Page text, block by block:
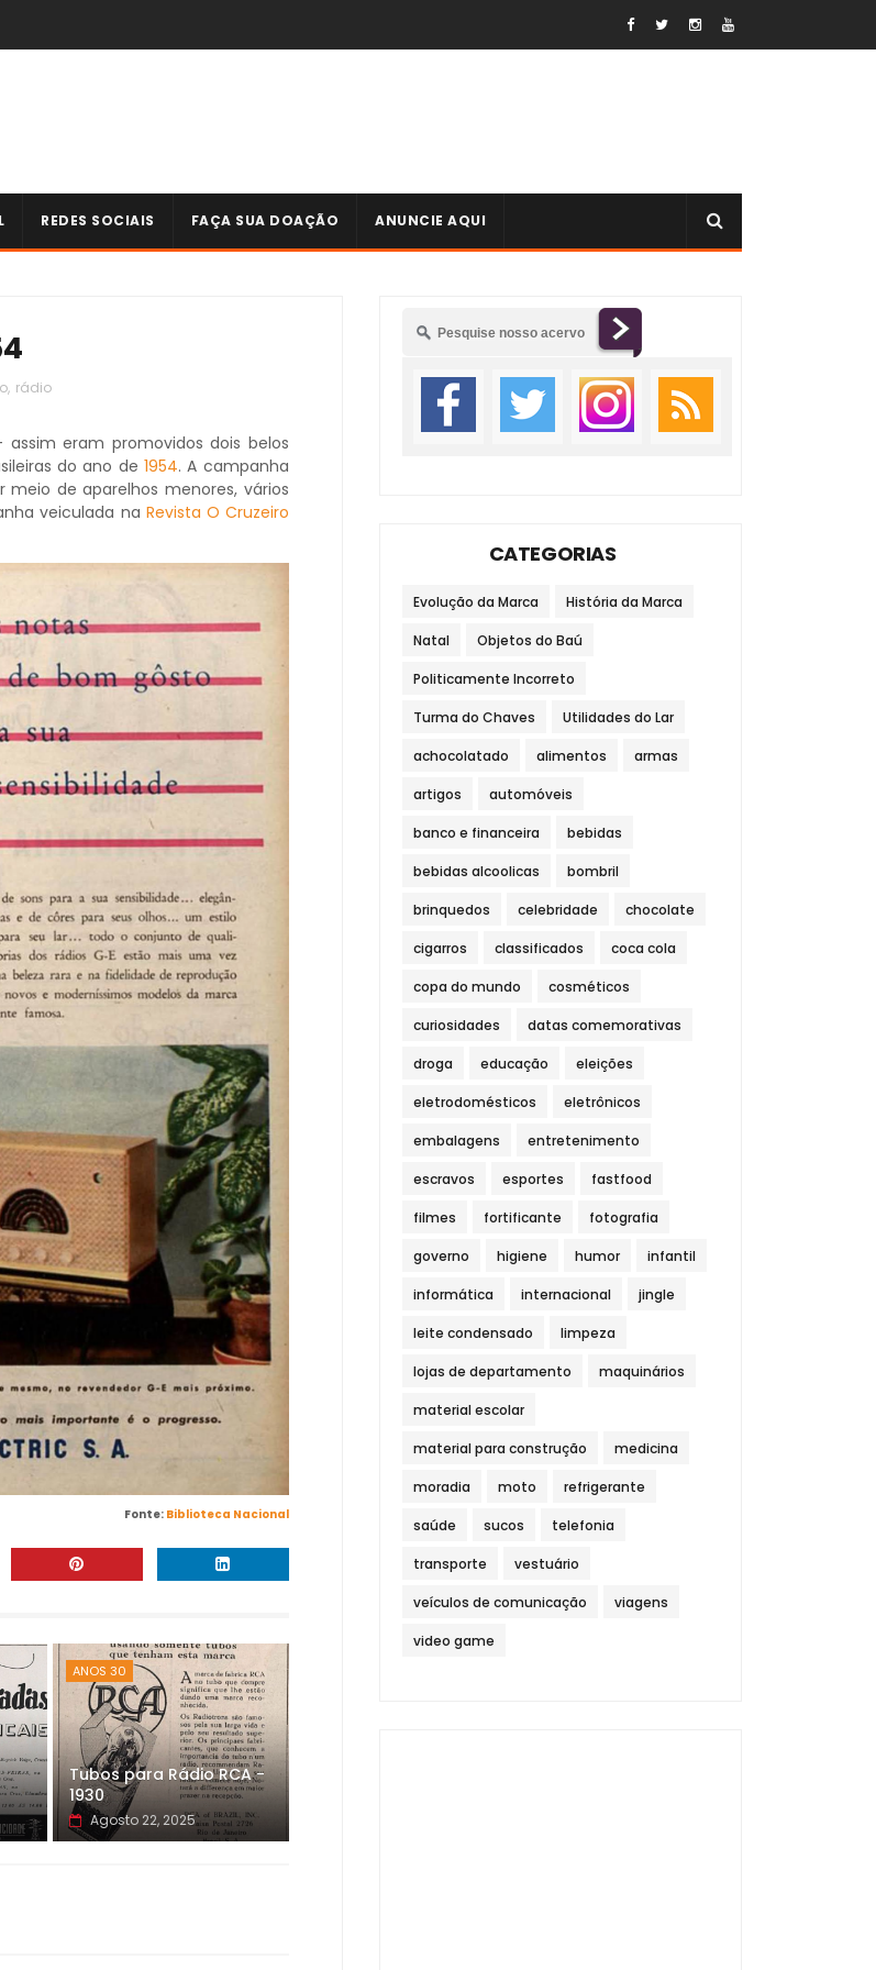
REDES SOCIAIS FAÇA SUA DOAÇÃO ANUNCIE AQUI
, rádio
eram promovidos dois belos
do ano de1954. A campanha
de aparelhos menores, vários
veiculada na Revista O Cruzeiro
Fonte: Biblioteca Nacional
ANOS 30
Tubos para Rádio RCA -
1930
Agosto 22, 2025
CATEGORIAS
Evolução da Marca História da Marca
Natal Objetos do Baú
Politicamente Incorreto
Turma do Chaves Utilidades do Lar
achocolatado alimentos armas
artigos automóveis
banco e financeira bebidas
bebidas alcoolicas bombril
brinquedos celebridade chocolate
cigarros classificados coca cola
copa do mundo cosméticos
curiosidades datas comemorativas
droga educação eleições
eletrodomésticos eletrônicos
embalagens entretenimento
escravos esportes fastfood
filmes fortificante fotografia
governo higiene humor infantil
informática internacional jingle
leite condensado limpeza
lojas de departamento maquinários
material escolar
material para construção medicina
moradia moto refrigerante
saúde sucos telefonia
transporte vestuário
veículos de comunicação viagens
video game